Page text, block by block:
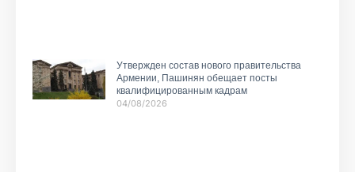
Утвержден состав нового правительства
Армении, Пашинян обещает посты
квалифицированным кадрам
04/08/2026